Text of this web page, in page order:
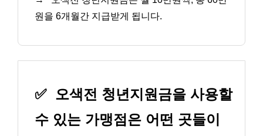
원을 6개월간 지급받게 됩니다.
✅ 오색전 청년지원금을 사용할
수 있는 가맹점은 어떤 곳들이